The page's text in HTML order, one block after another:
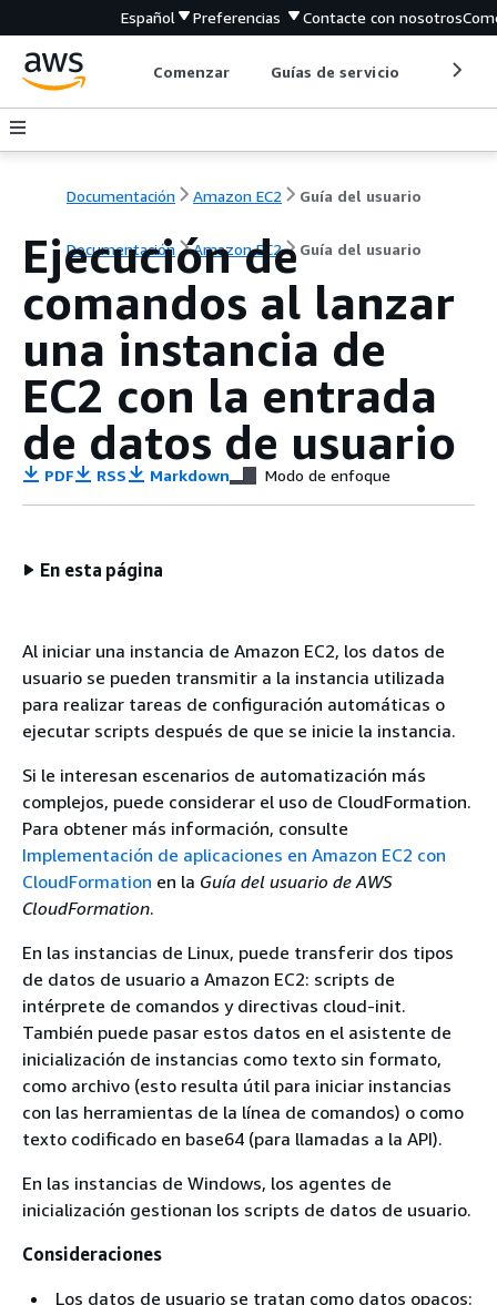
Español Preferencias Contacte con nosotros
Comenzar Guías de servicio
Documentación Amazon EC2 Guía del usuario
Documentación Amazon EC2 Guía del usuario
Ejecución de
comandos al lanzar
una instancia de
EC2 con la entrada
de datos de usuario
PDF RSS Markdown Modo de enfoque
En esta página
Al iniciar una instancia de Amazon EC2, los datos de
usuario se pueden transmitir a la instancia utilizada
para realizar tareas de configuración automáticas o
ejecutar scripts después de que se inicie la instancia.
Si le interesan escenarios de automatización más
complejos, puede considerar el uso de CloudFormation.
Para obtener más información, consulte
Implementación de aplicaciones en Amazon EC2 con
CloudFormation en la Guía del usuario de AWS
CloudFormation.
En las instancias de Linux, puede transferir dos tipos
de datos de usuario a Amazon EC2: scripts de
intérprete de comandos y directivas cloud-init.
También puede pasar estos datos en el asistente de
inicialización de instancias como texto sin formato,
como archivo (esto resulta útil para iniciar instancias
con las herramientas de la línea de comandos) o como
texto codificado en base64 (para llamadas a la API).
En las instancias de Windows, los agentes de
inicialización gestionan los scripts de datos de usuario.
Consideraciones
Los datos de usuario se tratan como datos opacos: